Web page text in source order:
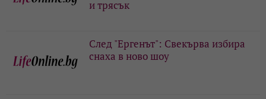
и трясък
След "Ергенът": Свекърва избира
снаха в ново шоу